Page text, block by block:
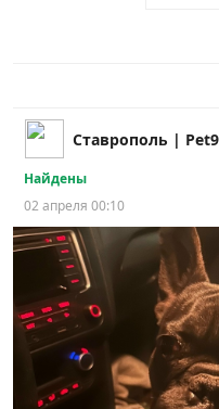
Найдены
02 апреля 00:10